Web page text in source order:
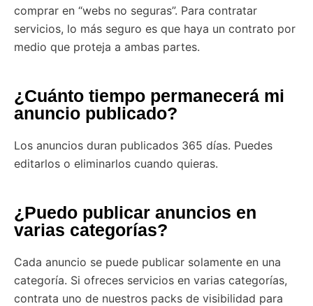
comprar en “webs no seguras”. Para contratar
servicios, lo más seguro es que haya un contrato por
medio que proteja a ambas partes.
¿Cuánto tiempo permanecerá mi
anuncio publicado?
Los anuncios duran publicados 365 días. Puedes
editarlos o eliminarlos cuando quieras.
¿Puedo publicar anuncios en
varias categorías?
Cada anuncio se puede publicar solamente en una
categoría. Si ofreces servicios en varias categorías,
contrata uno de nuestros packs de visibilidad para